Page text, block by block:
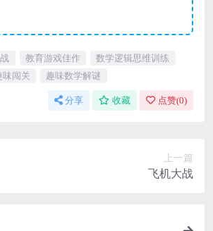
教育游戏佳作
数学逻辑思维训练
味闯关 趣味数学解谜
分享 收藏 点赞(0)
上一篇
飞机大战